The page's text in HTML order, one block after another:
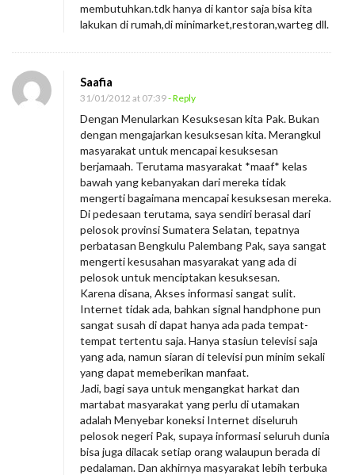
membutuhkan.tdk hanya di kantor saja bisa kita
lakukan di rumah,di minimarket,restoran,warteg dll.
Saafia
31/01/2012 at 07:39- Reply
Dengan Menularkan Kesuksesan kita Pak. Bukan
dengan mengajarkan kesuksesan kita. Merangkul
masyarakat untuk mencapai kesuksesan
berjamaah. Terutama masyarakat *maaf* kelas
bawah yang kebanyakan dari mereka tidak
mengerti bagaimana mencapai kesuksesan mereka.
Di pedesaan terutama, saya sendiri berasal dari
pelosok provinsi Sumatera Selatan, tepatnya
perbatasan Bengkulu Palembang Pak, saya sangat
mengerti kesusahan masyarakat yang ada di
pelosok untuk menciptakan kesuksesan.
Karena disana, Akses informasi sangat sulit.
Internet tidak ada, bahkan signal handphone pun
sangat susah di dapat hanya ada pada tempat-
tempat tertentu saja. Hanya stasiun televisi saja
yang ada, namun siaran di televisi pun minim sekali
yang dapat memeberikan manfaat.
Jadi, bagi saya untuk mengangkat harkat dan
martabat masyarakat yang perlu di utamakan
adalah Menyebar koneksi Internet diseluruh
pelosok negeri Pak, supaya informasi seluruh dunia
bisa juga dilacak setiap orang walaupun berada di
pedalaman. Dan akhirnya masyarakat lebih terbuka